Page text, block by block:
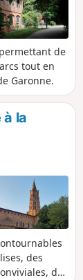
de
tout en
Garonne.
la
des
des